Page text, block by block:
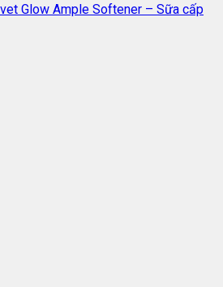
Glow Ample Softener – Sữa cấp